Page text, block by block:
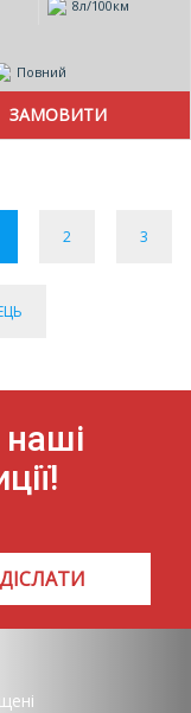
8л/100км
Повний
2 3